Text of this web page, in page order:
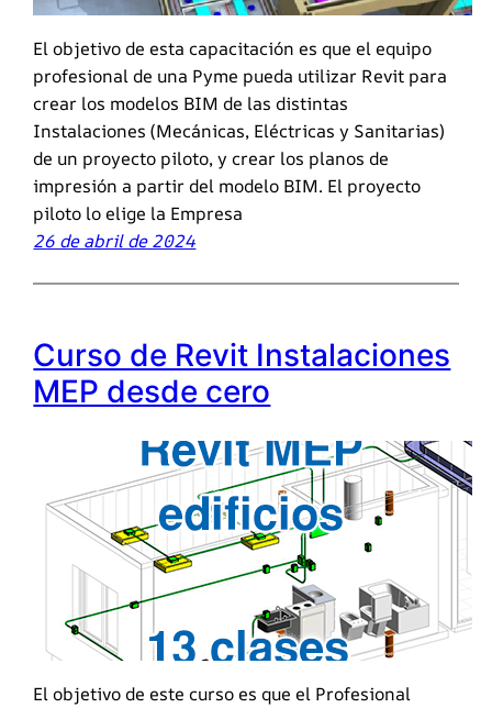
El objetivo de esta capacitación es que el equipo
profesional de una Pyme pueda utilizar Revit para
crear los modelos BIM de las distintas
Instalaciones (Mecánicas, Eléctricas y Sanitarias)
de un proyecto piloto, y crear los planos de
impresión a partir del modelo BIM. El proyecto
piloto lo elige la Empresa
26 de abril de 2024
Curso de Revit Instalaciones
MEP desde cero
El objetivo de este curso es que el Profesional